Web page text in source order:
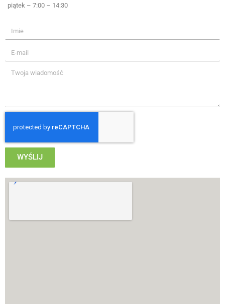
piątek – 7:00 – 14:30
WYŚLIJ